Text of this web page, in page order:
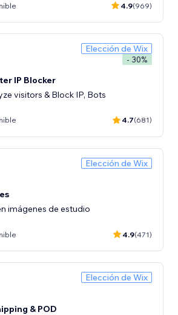
4.9(969)
Elección de Wix
- 30%
IP Blocker
visitors & Block IP, Bots
4.7(681)
Elección de Wix
imágenes de estudio
4.9(471)
Elección de Wix
& POD